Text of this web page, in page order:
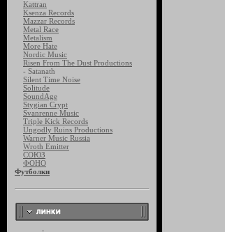
Kattran
Ksenza Records
Mazzar Records
Metal Race
Metalism
More Hate
Nordic Music
Risen From The Dust Productions
- Satanath
Silent Time Noise
Solitude
SoundAge
Stygian Crypt
Svanrenne Music
Triple Kick Records
Ungodly Ruins Productions
Warner Music Russia
Wroth Emitter
СОЮЗ
ФОНО
Футболки